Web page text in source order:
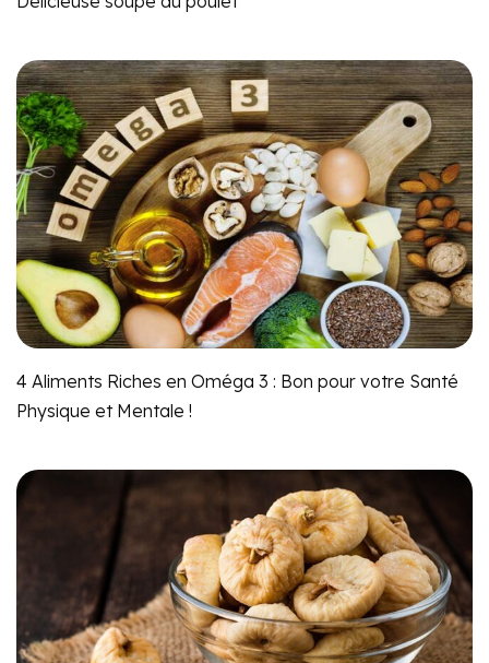
4 Aliments Riches en Oméga 3 : Bon pour votre Santé
Physique et Mentale !